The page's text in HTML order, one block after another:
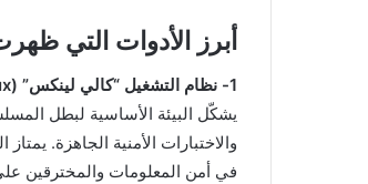
أبرز الأدوات التي
1- نظام التشغيل “كالي لينكس” (Kali Linux)
يشكّل البيئة الأساسية لبطل
والاختبارات الأمنية الجاهزة.
في أمن المعلومات والمخترقين